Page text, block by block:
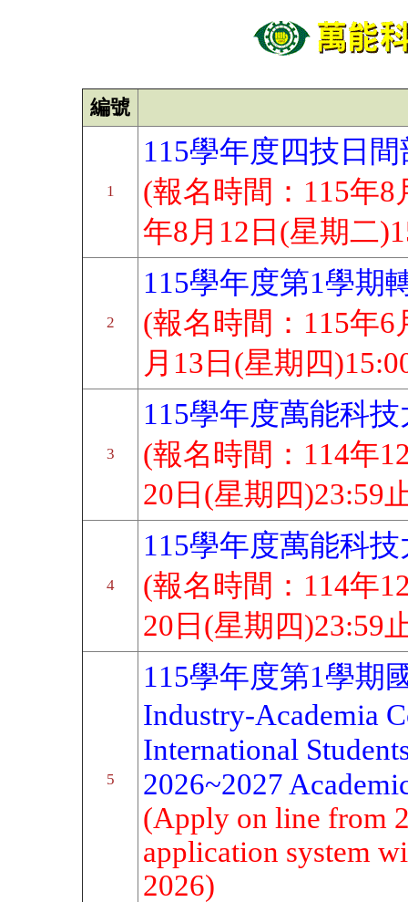
編號
1
115學年度四技日
(報名時間：115年8
年8月12日(星期二
2
115學年度第1學期
(報名時間：115年6
月13日(星期四
3
115學年度萬能科
(報名時間：114年
20日(星期四)23:59
4
115學年度萬能科
(報名時間：114年
20日(星期四)23:59
5
115學年度第1學期
Industry-Academia
International
2026~2027
(Apply on line from
application system
2026)